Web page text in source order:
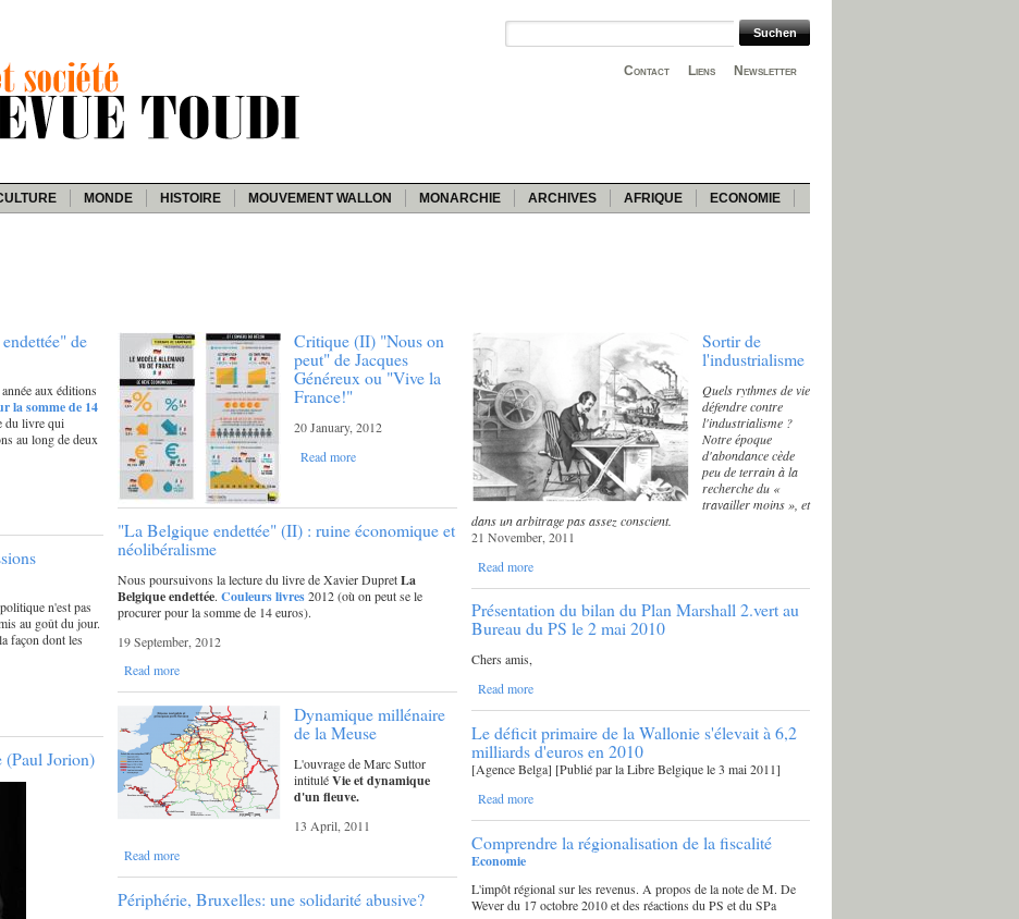
Newsletter
Liens
Contact
MONDE HISTOIRE MOUVEMENT WALLON MONARCHIE ARCHIVES AFRIQUE ECONOMIE
de
aux éditions
la somme de 14
du livre qui
au long de deux
n'est pas
au goût du jour.
façon dont les
(Paul Jorion)
Critique (II) "Nous on
peut" de Jacques
Généreux ou "Vive la
France!"
20 January, 2012
Read more
"La Belgique endettée" (II) : ruine économique et
néolibéralisme
Nous poursuivons la lecture du livre de Xavier DupretLa
Belgique endettée.Couleurs livres2012 (où on peut se le
procurer pour la somme de 14 euros).
19 September, 2012
Read more
Dynamique millénaire
de la Meuse
L'ouvrage de Marc Suttor
intituléVie et dynamique
d'un fleuve.
13 April, 2011
Read more
Périphérie, Bruxelles: une solidarité abusive?
Sortir de
l'industrialisme
Quels rythmes de vie
défendre contre
l'industrialisme ?
Notre époque
d'abondance cède
peu de terrain à la
recherche du «
travailler moins », et
dans un arbitrage pas assez conscient.
21 November, 2011
Read more
Présentation du bilan du Plan Marshall 2.vert au
Bureau du PS le 2 mai 2010
Chers amis,
Read more
Le déficit primaire de la Wallonie s'élevait à 6,2
milliards d'euros en 2010
[Agence Belga] [Publié par la Libre Belgique le 3 mai 2011]
Read more
Comprendre la régionalisation de la fiscalité
Economie
L'impôt régional sur les revenus. A propos de la note de M. De
Wever du 17 octobre 2010 et des réactions du PS et du SPa